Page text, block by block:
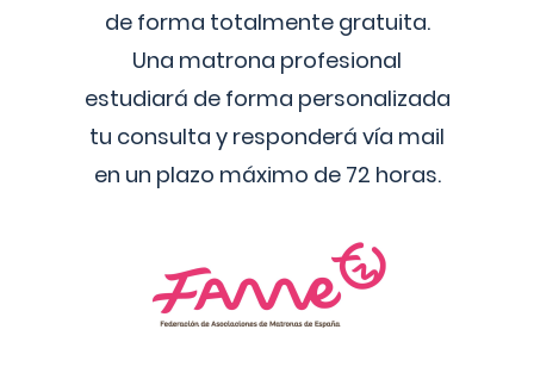
de forma totalmente gratuita.
Una matrona profesional
estudiará de forma personalizada
tu consulta y responderá vía mail
en un plazo máximo de 72 horas.